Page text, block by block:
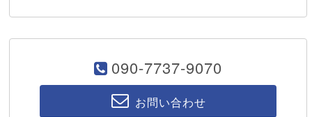
090-7737-9070
お問い合わせ